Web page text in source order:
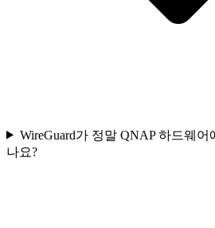
WireGuard가 정말 QNAP 하드웨
나요?